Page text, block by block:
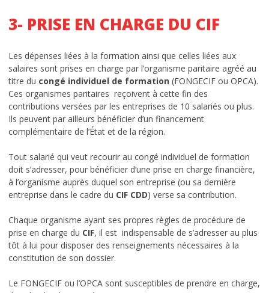
3- PRISE EN CHARGE DU CIF
Les dépenses liées à la formation ainsi que celles liées aux
salaires sont prises en charge par l’organisme paritaire agréé au
titre du congé individuel de formation (FONGECIF ou OPCA).
Ces organismes paritaires reçoivent à cette fin des
contributions versées par les entreprises de 10 salariés ou plus.
Ils peuvent par ailleurs bénéficier d’un financement
complémentaire de l’État et de la région.
Tout salarié qui veut recourir au congé individuel de formation
doit s’adresser, pour bénéficier d’une prise en charge financière,
à l’organisme auprès duquel son entreprise (ou sa dernière
entreprise dans le cadre du CIF CDD) verse sa contribution.
Chaque organisme ayant ses propres règles de procédure de
prise en charge du CIF, il est indispensable de s’adresser au plus
tôt à lui pour disposer des renseignements nécessaires à la
constitution de son dossier.
Le FONGECIF ou l’OPCA sont susceptibles de prendre en charge,